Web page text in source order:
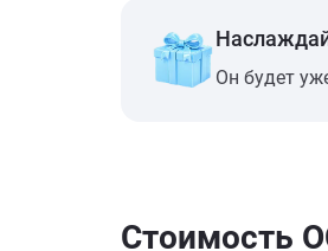
Он будет
Стоимость